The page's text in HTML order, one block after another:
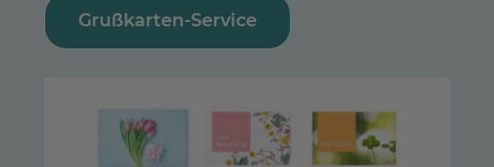
Grußkarten-Service